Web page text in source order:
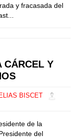
y fracasada del
CÁRCEL Y
BISCET
de la
del